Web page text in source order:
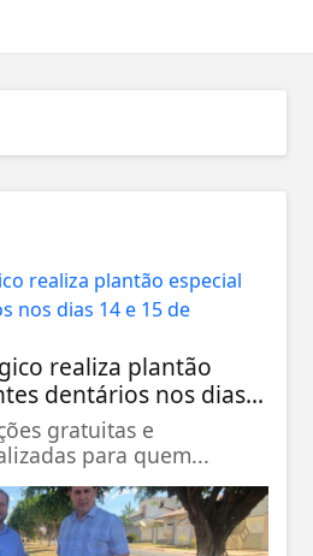
realiza plantão
dentários nos dias...
gratuitas e
para quem...